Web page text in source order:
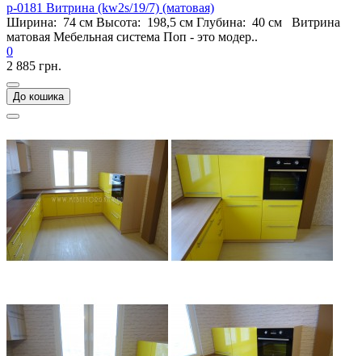
p-0181 Витрина (kw2s/19/7) (матовая)
Ширина: 74 см Высота: 198,5 см Глубина: 40 см Витрина
матовая Мебельная система Поп - это модер..
0
2 885 грн.
До кошика